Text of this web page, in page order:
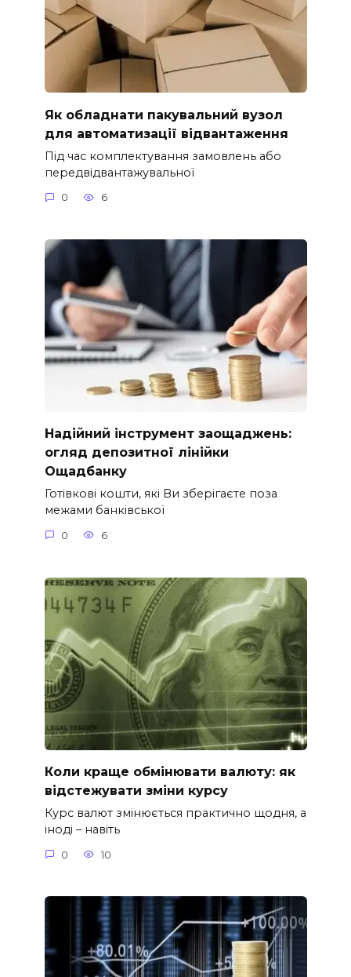
Як обладнати пакувальний вузол
для автоматизації відвантаження
Під час комплектування замовлень або
передвідвантажувальної
0 6
Надійний інструмент заощаджень:
огляд депозитної лінійки
Ощадбанку
Готівкові кошти, які Ви зберігаєте поза
межами банківської
0 6
Коли краще обмінювати валюту: як
відстежувати зміни курсу
Курс валют змінюється практично щодня, а
іноді – навіть
0 10